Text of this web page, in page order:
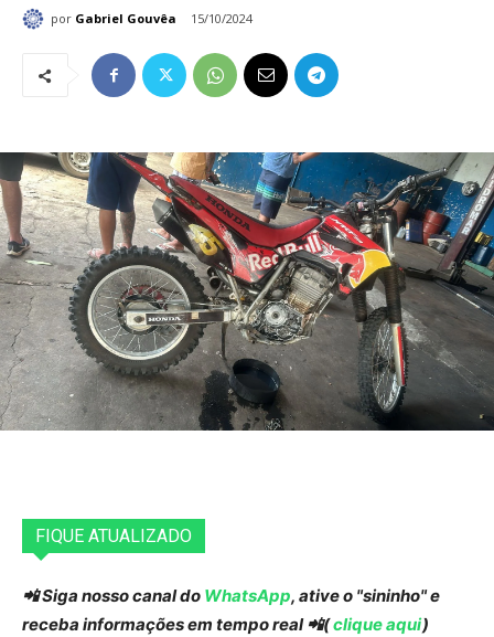
por Gabriel Gouvêa 15/10/2024
FIQUE ATUALIZADO
📲 Siga nosso canal do WhatsApp, ative o "sininho" e
receba informações em tempo real 📲(clique aqui)